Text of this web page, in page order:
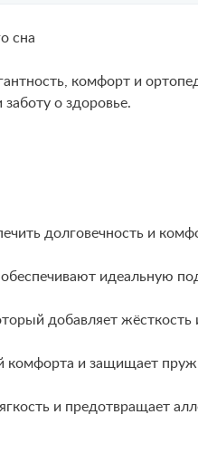
сна
комфорт и
о здоровье.
долговечность и
идеальную
добавляет жёсткость
комфорта и защищает
и предотвращает